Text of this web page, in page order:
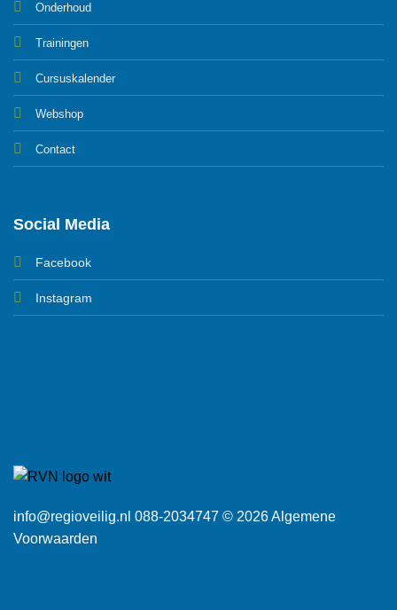
Onderhoud
Trainingen
Cursuskalender
Webshop
Contact
Social Media
Facebook
Instagram
info@regioveilig.nl 088-2034747 © 2026Algemene
Voorwaarden